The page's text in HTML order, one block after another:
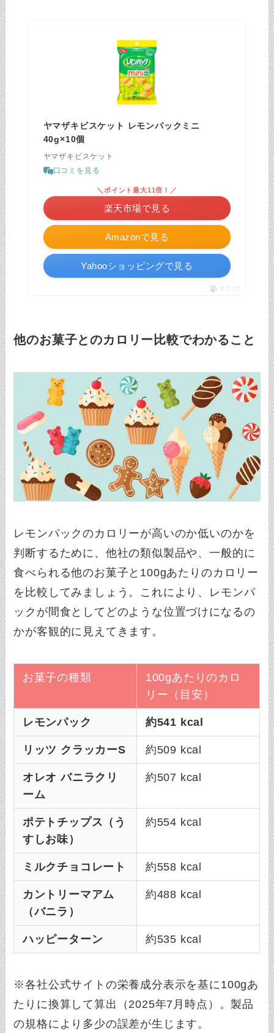
ヤマザキビスケット レモンパックミニ
40g×10個
ヤマザキビスケット
口コミを見る
Amazonで見る
＼ポイント最大11倍！／
楽天市場で見る
Yahooショッピングで見る
ポチップ
他のお菓子とのカロリー比較でわかること
レモンパックのカロリーが高いのか低いのかを
判断するために、他社の類似製品や、一般的に
食べられる他のお菓子と100gあたりのカロリー
を比較してみましょう。これにより、レモンパ
ックが間食としてどのような位置づけになるの
かが客観的に見えてきます。
お菓子の種類
100gあたりのカロ
リー（目安）
レモンパック 約541 kcal
リッツ クラッカーS 約509 kcal
オレオ バニラクリ
ーム
約507 kcal
ポテトチップス（う
すしお味）
約554 kcal
ミルクチョコレート 約558 kcal
カントリーマアム
（バニラ）
約488 kcal
ハッピーターン 約535 kcal
※各社公式サイトの栄養成分表示を基に100gあ
たりに換算して算出（2025年7月時点）。製品
の規格により多少の誤差が生じます。